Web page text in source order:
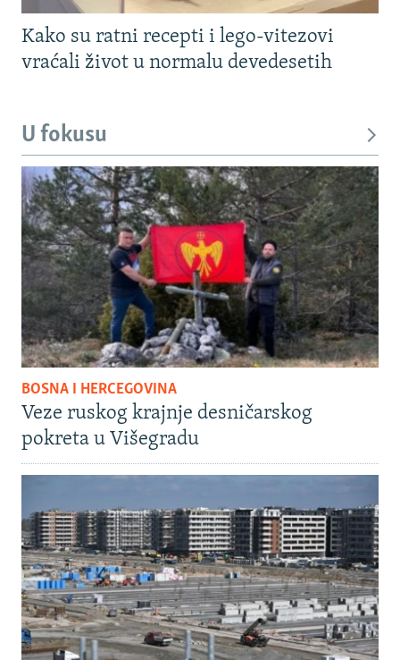
Kako su ratni recepti i lego-vitezovi
vraćali život u normalu devedesetih
U fokusu
BOSNA I HERCEGOVINA
Veze ruskog krajnje desničarskog
pokreta u Višegradu